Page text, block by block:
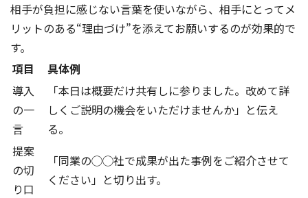
相手が負担に感じない言葉を使いながら、相手にとってメ
リットのある“理由づけ”を添えてお願いするのが効果的で
す。
項目
具体例
導入
の一
言
「本日は概要だけ共有しに参りました。改めて詳
しくご説明の機会をいただけませんか」と伝え
る。
提案
の切
り口
「同業の◯◯社で成果が出た事例をご紹介させて
ください」と切り出す。